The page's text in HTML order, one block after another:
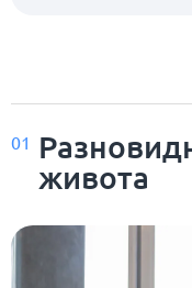
01
живота